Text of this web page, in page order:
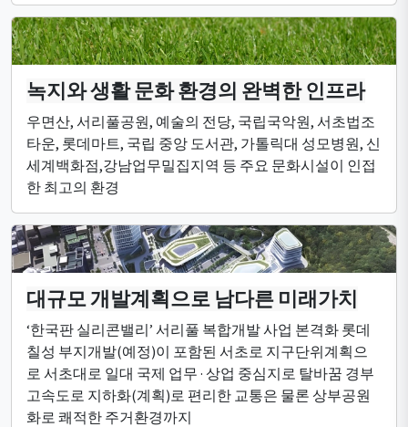
녹지와 생활 문화 환경의 완벽한 인프라
우면산, 서리풀공원, 예술의 전당, 국립국악원, 서초법조
타운, 롯데마트, 국립 중앙 도서관, 가톨릭대 성모병원, 신
세계백화점,강남업무밀집지역 등 주요 문화시설이 인접
한 최고의 환경
대규모 개발계획으로 남다른 미래가치
‘한국판 실리콘밸리’ 서리풀 복합개발 사업 본격화 롯데
칠성 부지개발(예정)이 포함된 서초로 지구단위계획으
로 서초대로 일대 국제 업무 · 상업 중심지로 탈바꿈 경부
고속도로 지하화(계획)로 편리한 교통은 물론 상부공원
화로 쾌적한 주거환경까지